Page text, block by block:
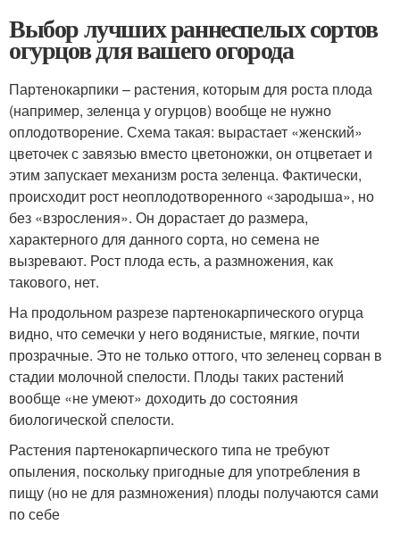
Выбор лучших раннеспелых сортов
огурцов для вашего огорода
Партенокарпики – растения, которым для роста плода
(например, зеленца у огурцов) вообще не нужно
оплодотворение. Схема такая: вырастает «женский»
цветочек с завязью вместо цветоножки, он отцветает и
этим запускает механизм роста зеленца. Фактически,
происходит рост неоплодотворенного «зародыша», но
без «взросления». Он дорастает до размера,
характерного для данного сорта, но семена не
вызревают. Рост плода есть, а размножения, как
такового, нет.
На продольном разрезе партенокарпического огурца
видно, что семечки у него водянистые, мягкие, почти
прозрачные. Это не только оттого, что зеленец сорван в
стадии молочной спелости. Плоды таких растений
вообще «не умеют» доходить до состояния
биологической спелости.
Растения партенокарпического типа не требуют
опыления, поскольку пригодные для употребления в
пищу (но не для размножения) плоды получаются сами
по себе